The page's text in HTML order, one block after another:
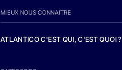
MIEUX NOUS CONNAITRE
ATLANTICO C'EST QUI, C'EST QUOI ?